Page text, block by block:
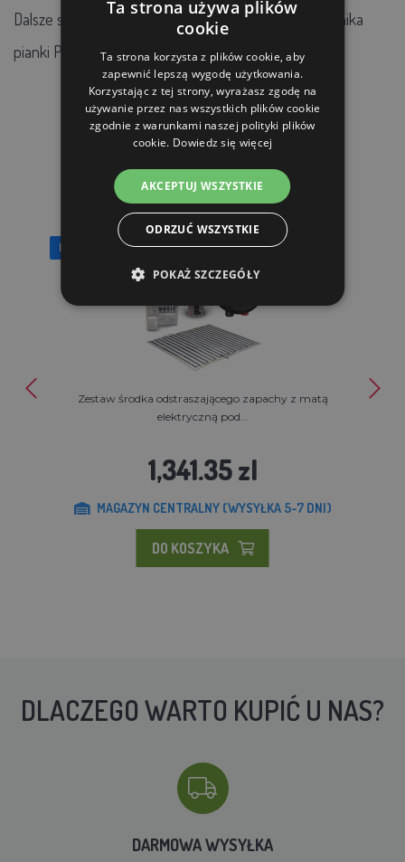
Dalsze szczegółowe informacje na temat składu nośnika
pianki PU można znaleźć w Karcie Charakterystyki.
PRODUKTY POWIĄZANE
Bezpłatna wysyłka
Zestaw środka odstraszającego zapachy z matą
elektryczną pod...
1,341.35 zl
MAGAZYN CENTRALNY (WYSYŁKA 5-7 DNI)
DO KOSZYKA
DLACZEGO WARTO KUPIĆ U NAS?
DARMOWA WYSYŁKA
Ta strona używa plików
cookie
Ta strona korzysta z plików cookie, aby
zapewnić lepszą wygodę użytkowania.
Korzystając z tej strony, wyrażasz zgodę na
używanie przez nas wszystkich plików cookie
zgodnie z warunkami naszej polityki plików
cookie. Dowiedz się więcej
AKCEPTUJ WSZYSTKIE
ODRZUĆ WSZYSTKIE
POKAŻ SZCZEGÓŁY